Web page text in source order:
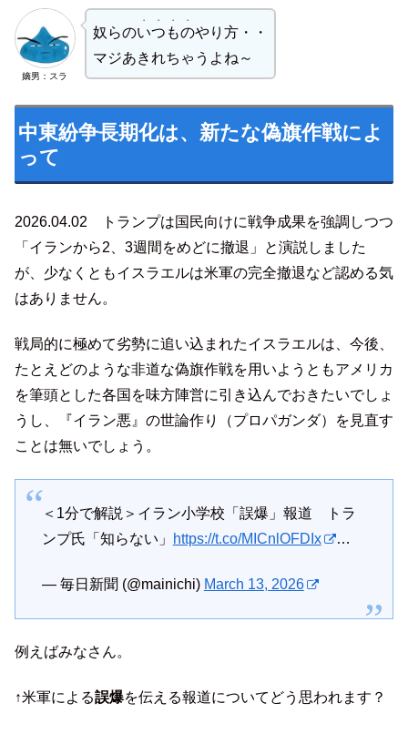
嫡男：スラ
奴らのいつもの
・・・・
やり方・・
マジあきれちゃうよね～
中東紛争長期化は、新たな偽旗作戦によ
って
2026.04.02 トランプは国民向けに戦争成果を強調しつつ
「イランから2、3週間をめどに撤退」と演説しました
が、少なくともイスラエルは米軍の完全撤退など認める気
はありません。
戦局的に極めて劣勢に追い込まれたイスラエルは、今後、
たとえどのような非道な偽旗作戦を用いようともアメリカ
を筆頭とした各国を味方陣営に引き込んでおきたいでしょ
うし、『イラン悪』の世論作り（プロパガンダ）を見直す
ことは無いでしょう。
＜1分で解説＞イラン小学校「誤爆」報道 トラ
ンプ氏「知らない」
https://t.co/MICnlOFDIx …
— 毎日新聞 (@mainichi) March 13, 2026
例えばみなさん。
↑米軍による誤爆を伝える報道についてどう思われます？